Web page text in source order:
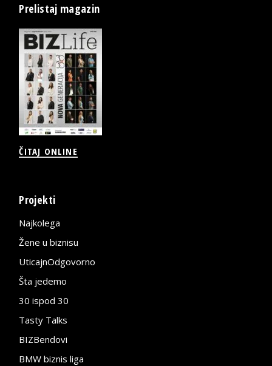
Prelistaj magazin
ČITAJ ONLINE
Projekti
Najkolega
Žene u biznisu
UticajnOdgovorno
Šta jedemo
30 ispod 30
Tasty Talks
BIZBendovi
BMW biznis liga